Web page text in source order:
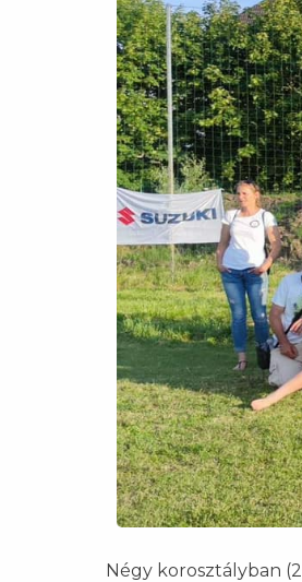
Négy korosztályban